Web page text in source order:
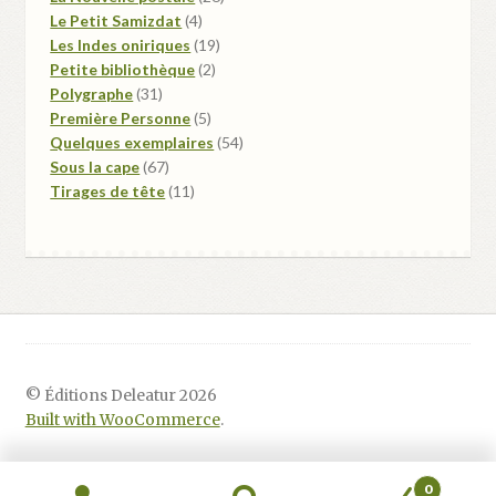
Le Petit Samizdat 44
produits
Les Indes oniriques 1919
Petite bibliothèque 22
Polygraphe 3131
produits
Première Personne 55
produits
Quelques exemplaires 5454
Sous la cape 6767
produits
Tirages de tête 1111
© Éditions Deleatur 2026
Built with WooCommerce.
0